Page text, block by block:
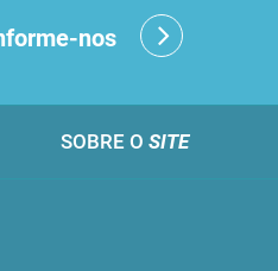
nos
SOBRE O SITE